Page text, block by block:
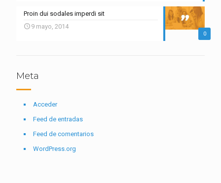
0
Proin dui sodales imperdi sit
9 mayo, 2014
Meta
Acceder
Feed de entradas
Feed de comentarios
WordPress.org